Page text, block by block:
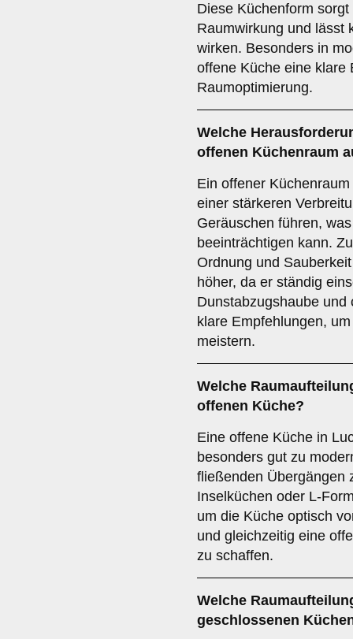
Diese Küchenform
Raumwirkung und lässt
wirken. Besonders in
offene Küche eine klare
Raumoptimierung.
Welche
offenen Küchenraum
Ein offener
einer stärkeren
Geräuschen führen,
beeinträchtigen kann.
Ordnung und
höher, da er ständig
Dunstabzugshaube
klare Empfehlungen,
meistern.
Welche
offenen Küche?
Eine offene Küche in
besonders gut zu
fließenden Übergängen
Inselküchen oder L-
um die Küche optisch
und gleichzeitig eine
zu schaffen.
Welche
geschlossenen